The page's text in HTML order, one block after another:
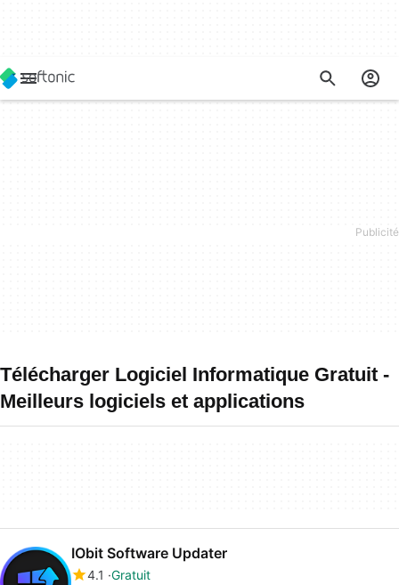
Télécharger Logiciel Informatique Gratuit -
Meilleurs logiciels et applications
IObit Software Updater
4.1 Gratuit